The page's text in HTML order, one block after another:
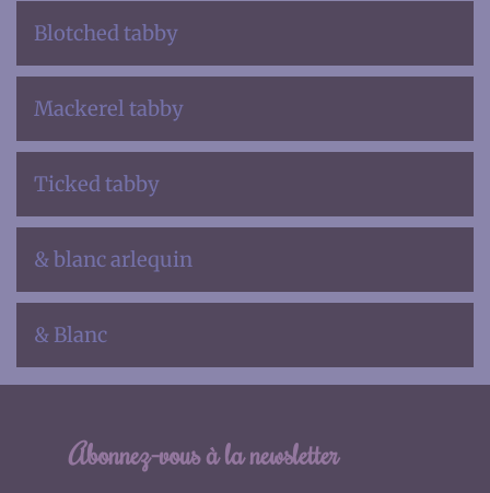
Blotched tabby
Mackerel tabby
Ticked tabby
& blanc arlequin
& Blanc
Abonnez-vous à la newsletter